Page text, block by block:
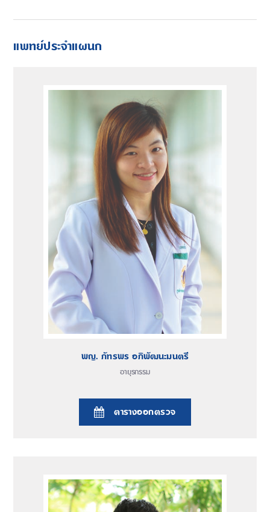
แพทย์ประจำแผนก
อายุรกรรม
พญ. ภัทรพร อภิพัฒนะมนตรี
ตารางออกตรวจ